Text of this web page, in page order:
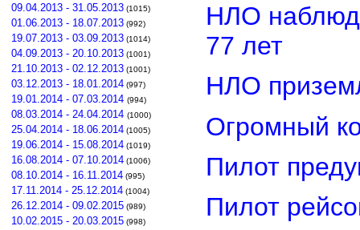
09.04.2013 - 31.05.2013 (1015)
01.06.2013 - 18.07.2013 (992)
19.07.2013 - 03.09.2013 (1014)
04.09.2013 - 20.10.2013 (1001)
21.10.2013 - 02.12.2013 (1001)
03.12.2013 - 18.01.2014 (997)
19.01.2014 - 07.03.2014 (994)
08.03.2014 - 24.04.2014 (1000)
25.04.2014 - 18.06.2014 (1005)
19.06.2014 - 15.08.2014 (1019)
16.08.2014 - 07.10.2014 (1006)
08.10.2014 - 16.11.2014 (995)
17.11.2014 - 25.12.2014 (1004)
26.12.2014 - 09.02.2015 (989)
10.02.2015 - 20.03.2015 (998)
НЛО
77 лет
НЛО
Огромный
Пилот
Пилот